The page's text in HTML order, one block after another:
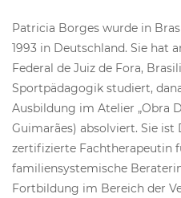
Patricia Borges wurde in
1993 in Deutschland. Sie hat
Federal de Juiz de Fora,
Sportpädagogik studiert,
Ausbildung im Atelier „Obra
Guimarães) absolviert. Sie
zertifizierte Fachtherapeutin
familiensystemische
Fortbildung im Bereich der